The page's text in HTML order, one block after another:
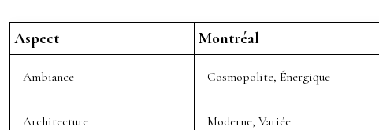
Aspect Montréal
Ambiance Cosmopolite, Énergique
Architecture Moderne, Variée